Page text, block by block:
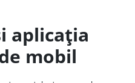
aplicația
mobil